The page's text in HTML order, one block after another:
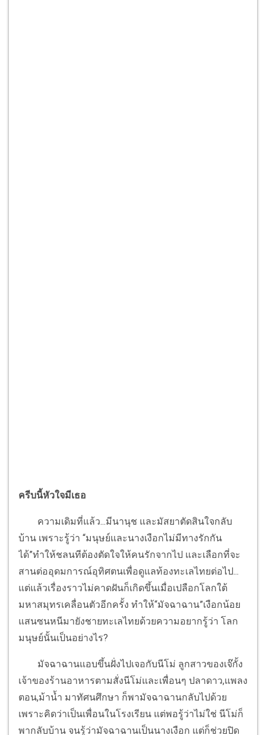
ครีบนี้หัวใจมีเธอ
ความเดิมที่แล้ว...มีนานุช และมัสยาตัดสินใจกลับ
บ้าน เพราะรู้ว่า “มนุษย์และนางเงือกไม่มีทางรักกัน
ได้”ทำให้ชลนทีต้องตัดใจให้คนรักจากไป และเลือกที่จะ
สานต่ออุดมการณ์อุทิศตนเพื่อดูแลท้องทะเลไทยต่อไป...
แต่แล้วเรื่องราวไม่คาดฝันก็เกิดขึ้นเมื่อเปลือกโลกใต้
มหาสมุทรเคลื่อนตัวอีกครั้ง ทำให้“มัจฉาฉาน”เงือกน้อย
แสนซนหนีมายังชายทะเลไทยด้วยความอยากรู้ว่า โลก
มนุษย์นั้นเป็นอย่างไร?
มัจฉาฉานแอบขึ้นฝั่งไปเจอกับนีโม่ ลูกสาวของเจ๊กั้ง
เจ้าของร้านอาหารตามสั่งนีโม่และเพื่อนๆ ปลาดาว,แพลง
ตอน,ม้าน้ำ มาทัศนศึกษา ก็พามัจฉาฉานกลับไปด้วย
เพราะคิดว่าเป็นเพื่อนในโรงเรียน แต่พอรู้ว่าไม่ใช่ นีโม่ก็
พากลับบ้าน จนรู้ว่ามัจฉาฉานเป็นนางเงือก แต่ก็ช่วยปิด